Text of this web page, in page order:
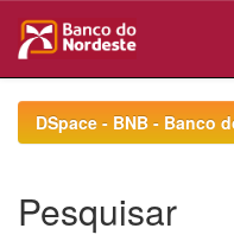
navigationDSpace - BNB - Banco
Pesquisar